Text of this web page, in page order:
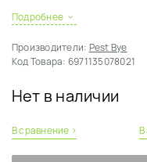
Внутри клетки есть
насаживается приманка, а с
Когда вредитель касается
движение и ловушка
Подробнее
Производители: Pest Bye
Код Товара: 6971135078021
Нет в наличии
В сравнение › В